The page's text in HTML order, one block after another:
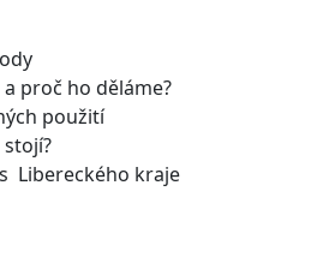
proč ho děláme?
použití
stojí?
Libereckého kraje